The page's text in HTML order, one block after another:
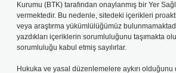
Kurumu (BTK) tarafından onaylanmış bir Yer
vermektedir. Bu nedenle, sitedeki içerikleri
veya araştırma yükümlülüğümüz
yazdıkları içeriklerin sorumluluğunu taşımakta
sorumluluğu kabul etmiş sayılırlar.
Hukuka ve yasal düzenlemelere aykırı